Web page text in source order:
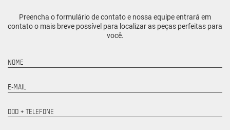
Preencha o formulário de contato e nossa equipe entrará em
contato o mais breve possível para localizar as peças perfeitas para
você.
NOME
E-MAIL
DDD + TELEFONE